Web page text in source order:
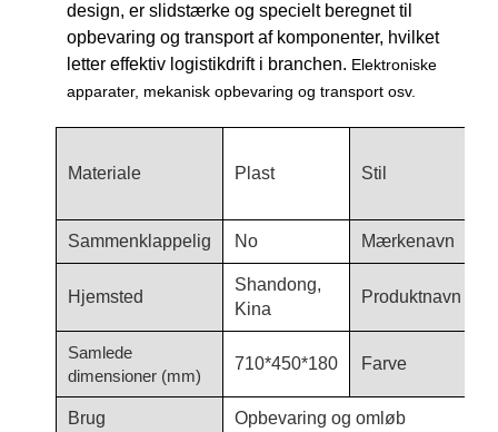
design, er slidstærke og specielt beregnet til
opbevaring og transport af komponenter, hvilket
letter effektiv logistikdrift i branchen. Elektroniske
apparater, mekanisk opbevaring og transport osv.
Materiale Plast Stil
Sammenklappelig No Mærkenavn
Hjemsted
Shandong,
Kina
Produktnavn
Samlede
dimensioner (mm)
710*450*180 Farve
Brug Opbevaring og omløb